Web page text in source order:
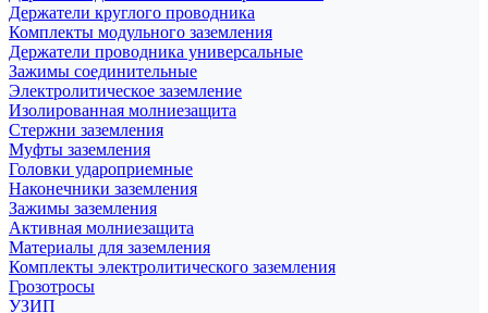
Держатели круглого проводника
Комплекты модульного заземления
Держатели проводника универсальные
Зажимы соединительные
Электролитическое заземление
Изолированная молниезащита
Стержни заземления
Муфты заземления
Головки удароприемные
Наконечники заземления
Зажимы заземления
Активная молниезащита
Материалы для заземления
Комплекты электролитического заземления
Грозотросы
УЗИП